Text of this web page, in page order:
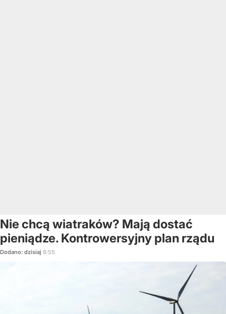
Nie chcą wiatraków? Mają dostać
pieniądze. Kontrowersyjny plan rządu
Dodano: dzisiaj 8:55